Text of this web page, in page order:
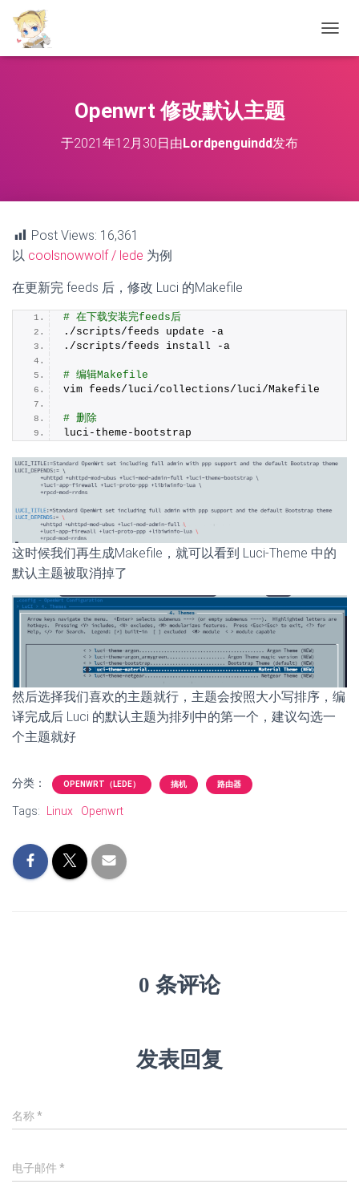
换
Openwrt 修改默认主题
于2021年12月30日由Lordpenguindd发布
Post Views: 16,361
以 coolsnowwolf / lede 为例
在更新完 feeds 后，修改 Luci 的Makefile
# 在下载安装完feeds后
./scripts/feeds update -a
./scripts/feeds install -a
# 编辑Makefile
vim feeds/luci/collections/luci/Makefile
# 删除
luci-theme-bootstrap
这时候我们再生成Makefile，就可以看到 Luci-Theme 中的
默认主题被取消掉了
然后选择我们喜欢的主题就行，主题会按照大小写排序，编
译完成后 Luci 的默认主题为排列中的第一个，建议勾选一
个主题就好
分类： OPENWRT（LEDE） 搞机 路由器
Tags: Linux Openwrt
0 条评论
发表回复
名称*
电子邮件 *